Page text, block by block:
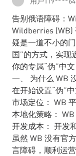
告别俄语障碍：
Wildberries (WB)
疑是一道不小的
国”的方式，实现
你的专属“伪”中
一、 为什么 WB
在开始设置“伪”
市场定位： WB
本地化策略：
开发成本： 开发
虽然 WB 没有官
言障碍，顺利运营